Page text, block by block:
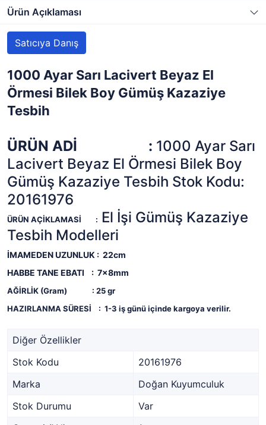
Ürün Açıklaması
Satıcıya Danış
1000 Ayar Sarı Lacivert Beyaz El
Örmesi Bilek Boy Gümüş Kazaziye
Tesbih
ÜRÜN ADİ : 1000 Ayar Sarı
Lacivert Beyaz El Örmesi Bilek Boy
Gümüş Kazaziye Tesbih Stok Kodu:
20161976
ÜRÜN AÇİKLAMASİ : El İşi Gümüş Kazaziye
Tesbih Modelleri
İMAMEDEN UZUNLUK : 22cm
HABBE TANE EBATI : 7x8mm
AĞİRLİK (Gram) : 25gr
HAZIRLANMA SÜRESİ
: 1-3 iş günü içinde kargoya verilir.
Diğer Özellikler
Stok Kodu
20161976
Marka
Doğan Kuyumculuk
Stok Durumu
Var